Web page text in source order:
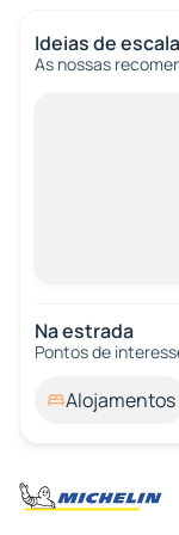
Ideias de escala
As nossas
Na estrada
Pontos de
Alojamentos